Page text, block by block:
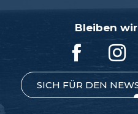
Bleiben
SICH FÜR DEN